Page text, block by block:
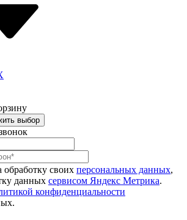
выбор
обработку своих персональных данных,
данных сервисом Яндекс Метрика.
конфиденциальности